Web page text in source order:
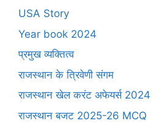
USA Story
Year book 2024
प्रमुख व्यक्तित्व
राजस्थान के त्रिवेणी संगम
राजस्थान खेल करंट अफेयर्स 2024
राजस्थान बजट 2025-26 MCQ